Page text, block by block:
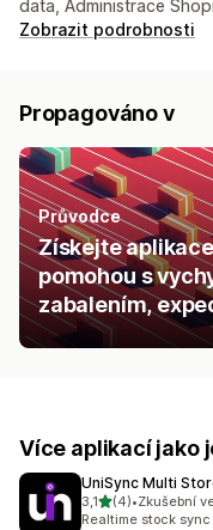
data, Administrace
Zobrazit podrobnosti
Propagováno v
Průvodce
Získejte
pomohou s
zabalením,
Více aplikací jako
UniSync Multi
3,1z 5 hvězd
(4)
Celkový počet
•Zkušební
Realtime stock